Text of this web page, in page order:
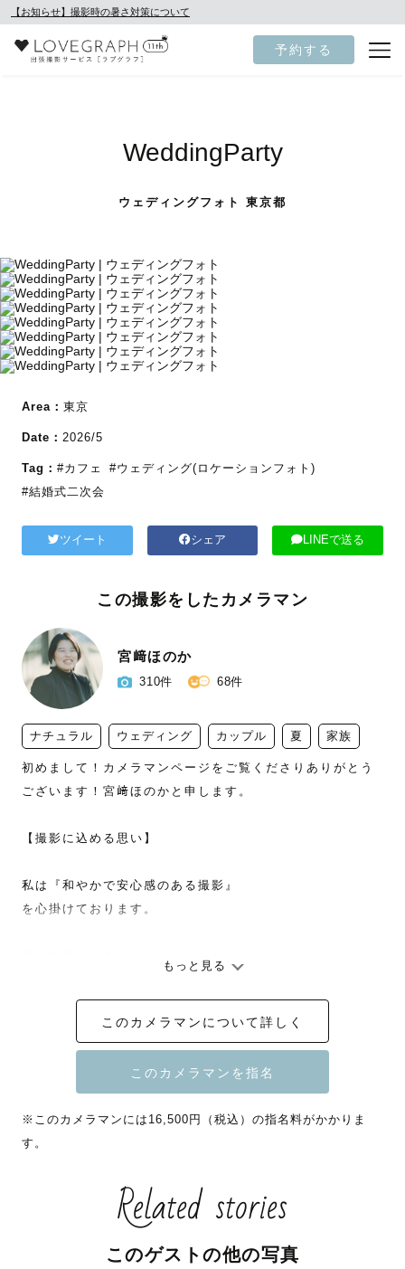
【お知らせ】撮影時の暑さ対策について
予約する
WeddingParty
ウェディングフォト 東京都
Area： 東京
Date： 2026/5
Tag： #カフェ
#ウェディング(ロケーションフォト)
#結婚式二次会
ツイート シェア LINEで送る
この撮影をしたカメラマン
宮﨑ほのか
310件 68件
ナチュラル ウェディング カップル 夏 家族
初めまして！カメラマンページをご覧くださりありがとう
ございます！宮﨑ほのかと申します。
【撮影に込める思い】
私は『和やかで安心感のある撮影』
を心掛けております。
「せっかくの節目の撮影だけど、
撮影を依頼したことがなくて緊張するな・・」
どうしたらいいんだろう・・？」・・・etc
と不安なこともあるかもしれません。
そのような不安を解消し、
安心して撮影当日を迎えることができるよう
撮影前から丁寧なコミュニケーションを心掛けております
もっと見る
このカメラマンについて詳しく
※このカメラマンには16,500円（税込）の指名料がかかりま
す。
Related stories
このゲストの他の写真